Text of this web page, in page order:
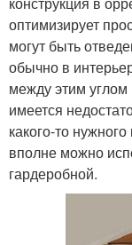
оптимизирует
могут быть
обычно в
между этим
имеется
какого-то
вполне можно
гардеробной.